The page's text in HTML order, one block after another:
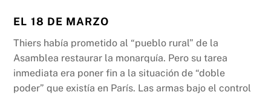
EL 18 DE MARZO
Thiers había prometido al “pueblo rural” de la
Asamblea restaurar la monarquía. Pero su tarea
inmediata era poner fin a la situación de “doble
poder” que existía en París. Las armas bajo el control